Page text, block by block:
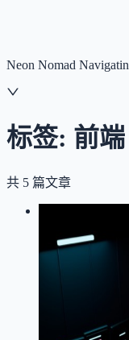
Neon Nomad
标签: 前端
共 5 篇文章
记一次：
Three.js